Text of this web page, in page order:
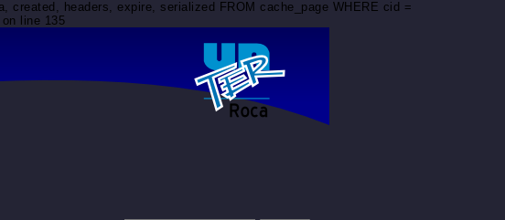
headers, expire, serialized FROM cache_page WHERE cid =
line 135